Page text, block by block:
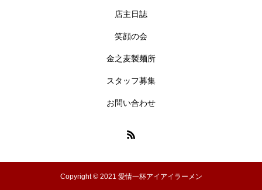
店主日誌
笑顔の会
金之麦製麺所
スタッフ募集
お問い合わせ
Copyright © 2021 愛情一杯アイアイラーメン